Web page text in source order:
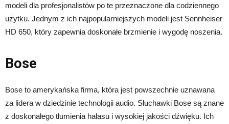
modeli dla profesjonalistów po te przeznaczone dla codziennego
użytku. Jednym z ich najpopularniejszych modeli jest Sennheiser
HD 650, który zapewnia doskonałe brzmienie i wygodę noszenia.
Bose
Bose to amerykańska firma, która jest powszechnie uznawana
za lidera w dziedzinie technologii audio. Słuchawki Bose są znane
z doskonałego tłumienia hałasu i wysokiej jakości dźwięku. Ich